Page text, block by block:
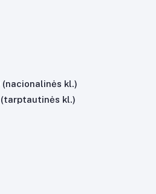
(nacionalinės kl.)
(tarptautinės kl.)